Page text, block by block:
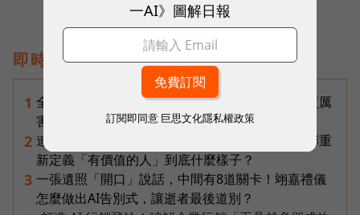
即時熱門文章
1 全台最大全聯首日業績破百萬，蔡篤昌：還會有更厲
害的大型店！為何把餐廳健身房都搬上樓？
2 連黃仁勳都叫年輕人當水電工！程世嘉：智慧通膨重
新定義「有價值的人」到底什麼樣子？
3 一張遺照「開口」說話，中間有8道關卡！翊嘉禮儀
怎麼做出AI告別式，讓逝者最後道別？
一AI》圖解日報
訂閱即同意 巨思文化隱私權政策